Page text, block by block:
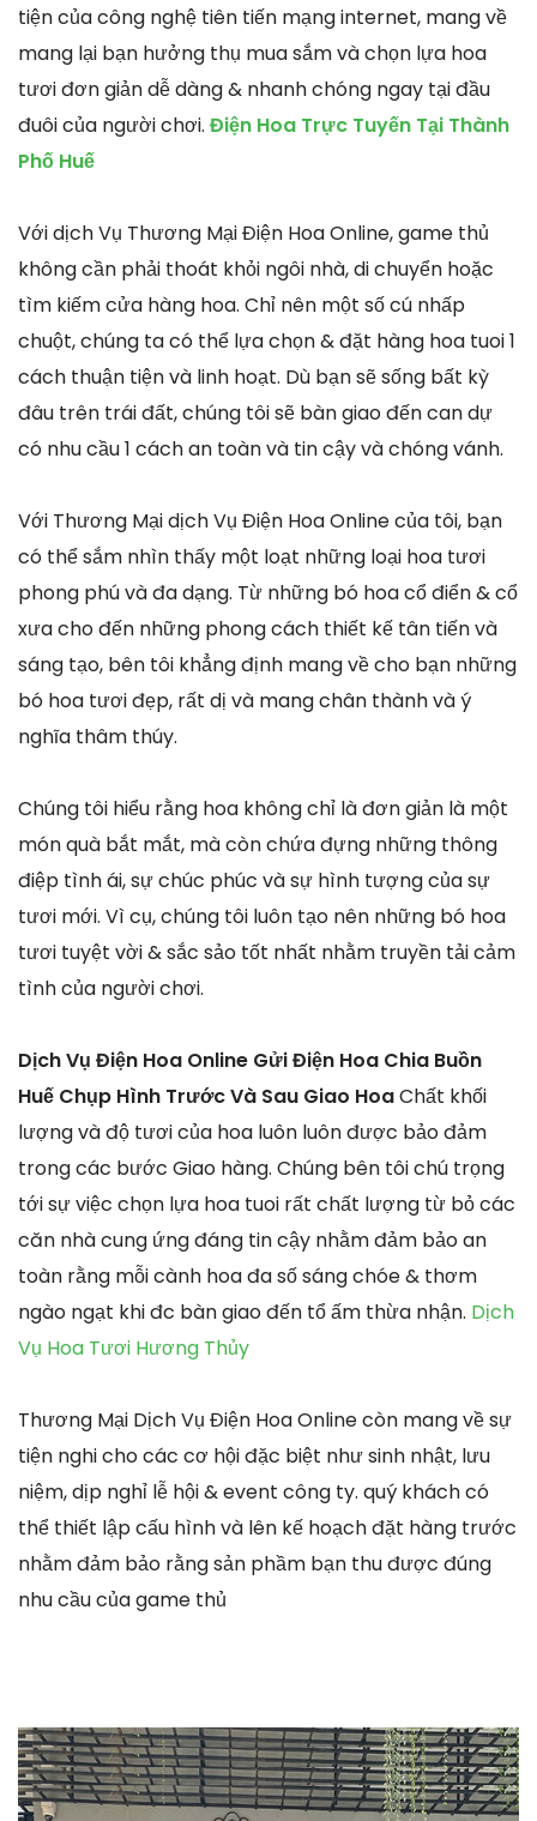
tiện của công nghệ tiên tiến mạng internet, mang về
mang lại bạn hưởng thụ mua sắm và chọn lựa hoa
tươi đơn giản dễ dàng & nhanh chóng ngay tại đầu
đuôi của người chơi. Điện Hoa Trực Tuyến Tại Thành
Phố Huế
Với dịch Vụ Thương Mại Điện Hoa Online, game thủ
không cần phải thoát khỏi ngôi nhà, di chuyển hoặc
tìm kiếm cửa hàng hoa. Chỉ nên một số cú nhấp
chuột, chúng ta có thể lựa chọn & đặt hàng hoa tuoi 1
cách thuận tiện và linh hoạt. Dù bạn sẽ sống bất kỳ
đâu trên trái đất, chúng tôi sẽ bàn giao đến can dự
có nhu cầu 1 cách an toàn và tin cậy và chóng vánh.
Với Thương Mại dịch Vụ Điện Hoa Online của tôi, bạn
có thể sắm nhìn thấy một loạt những loại hoa tươi
phong phú và đa dạng. Từ những bó hoa cổ điển & cổ
xưa cho đến những phong cách thiết kế tân tiến và
sáng tạo, bên tôi khẳng định mang về cho bạn những
bó hoa tươi đẹp, rất dị và mang chân thành và ý
nghĩa thâm thúy.
Chúng tôi hiểu rằng hoa không chỉ là đơn giản là một
món quà bắt mắt, mà còn chứa đựng những thông
điệp tình ái, sự chúc phúc và sự hình tượng của sự
tươi mới. Vì cụ, chúng tôi luôn tạo nên những bó hoa
tươi tuyệt vời & sắc sảo tốt nhất nhằm truyền tải cảm
tình của người chơi.
Dịch Vụ Điện Hoa Online Gửi Điện Hoa Chia Buồn
Huế Chụp Hình Trước Và Sau Giao HoaChất khối
lượng và độ tươi của hoa luôn luôn được bảo đảm
trong các bước Giao hàng. Chúng bên tôi chú trọng
tới sự việc chọn lựa hoa tuoi rất chất lượng từ bỏ các
căn nhà cung ứng đáng tin cậy nhằm đảm bảo an
toàn rằng mỗi cành hoa đa số sáng chóe & thơm
ngào ngạt khi đc bàn giao đến tổ ấm thừa nhận. Dịch
Vụ Hoa Tươi Hương Thủy
Thương Mại Dịch Vụ Điện Hoa Online còn mang về sự
tiện nghi cho các cơ hội đặc biệt như sinh nhật, lưu
niệm, dịp nghỉ lễ hội & event công ty. quý khách có
thể thiết lập cấu hình và lên kế hoạch đặt hàng trước
nhằm đảm bảo rằng sản phầm bạn thu được đúng
nhu cầu của game thủ